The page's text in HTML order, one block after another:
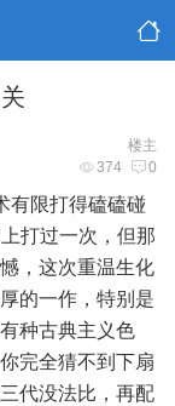
楼主
374 0
有限打得磕磕碰
打过一次，但那
，这次重温生化
的一作，特别是
种古典主义色
完全猜不到下扇
代没法比，再配